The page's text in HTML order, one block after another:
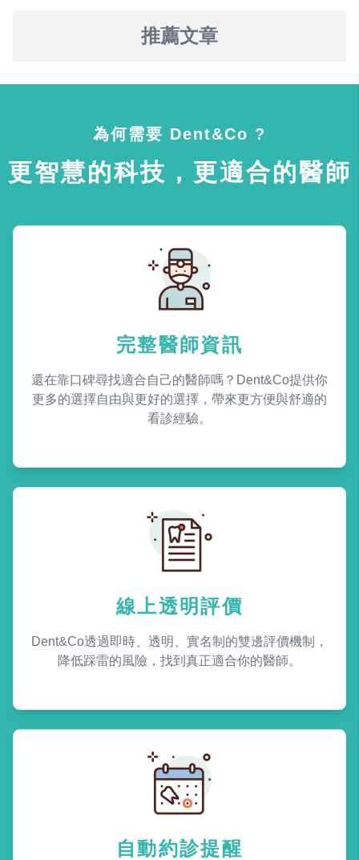
推薦文章
為何需要 Dent&Co ?
更智慧的科技，更適合的醫師
完整醫師資訊
還在靠口碑尋找適合自己的醫師嗎？Dent&Co提供你
更多的選擇自由與更好的選擇，帶來更方便與舒適的
看診經驗。
線上透明評價
Dent&Co透過即時、透明、實名制的雙邊評價機制，
降低踩雷的風險，找到真正適合你的醫師。
自動約診提醒